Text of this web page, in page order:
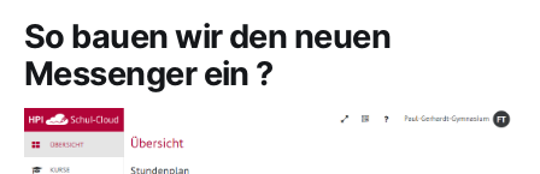
So bauen wir den neuen
Messenger ein ?